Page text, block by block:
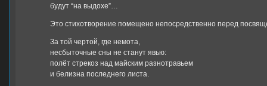
будут “на выдохе”…
Это стихотворение помещено непосредственно перед
За той чертой, где немота,
несбыточные сны не станут явью:
полёт стрекоз над майским разнотравьем
и белизна последнего листа.